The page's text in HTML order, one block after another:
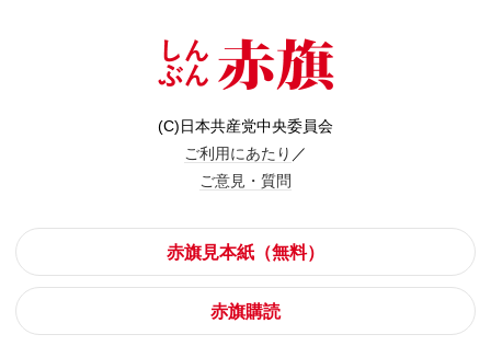
(C)日本共産党中央委員会
ご利用にあたり ／
ご意見・質問
赤旗見本紙（無料）
赤旗購読